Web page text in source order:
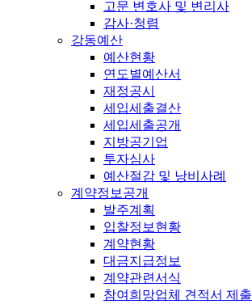
고문 변호사 및 변리사
감사·청렴
강동예산
예산현황
연도별예산서
재정공시
세입세출결산
세입세출공개
지방공기업
투자심사
예산절감 및 낭비사례
계약정보공개
발주계획
입찰정보현황
계약현황
대금지급정보
계약관련서식
참여희망업체 견적서 제출